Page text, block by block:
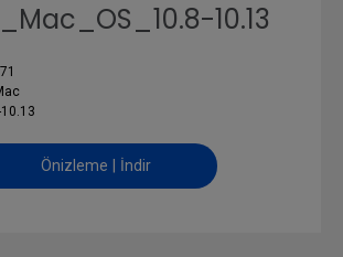
10.13
Önizleme | İndir